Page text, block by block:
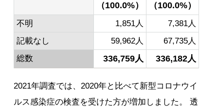
（100.0%）
（100.0%）
不明 1,851人
7,381人
記載なし
59,962人
67,735人
総数
336,759人 336,182人
2021年調査では、2020年と比べて新型コロナウイ
ルス感染症の検査を受けた方が増加しました。 透